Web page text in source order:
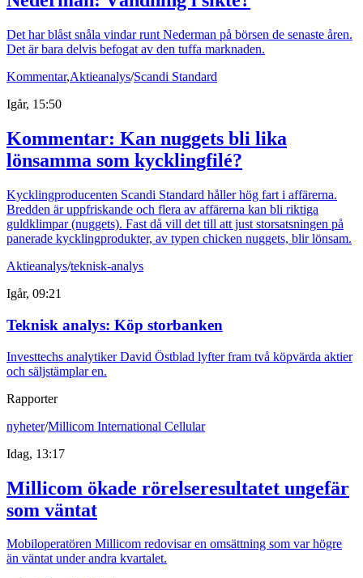
Det har blåst snåla vindar runt Nederman på börsen de senaste åren.
Det är bara delvis befogat av den tuffa marknaden.
Kommentar,Aktieanalys/Scandi Standard
Igår, 15:50
Kommentar: Kan nuggets bli lika
lönsamma som kycklingfilé?
Kycklingproducenten Scandi Standard håller hög fart i affärerna.
Bredden är uppfriskande och flera av affärerna kan bli riktiga
guldklimpar (nuggets). Fast då vill det till att just storsatsningen på
panerade kycklingprodukter, av typen chicken nuggets, blir lönsam.
Aktieanalys/teknisk-analys
Igår, 09:21
Teknisk analys: Köp storbanken
Investtechs analytiker David Östblad lyfter fram två köpvärda aktier
och säljstämplar en.
Rapporter
nyheter/Millicom International Cellular
Idag, 13:17
Millicom ökade rörelseresultatet ungefär
som väntat
Mobiloperatören Millicom redovisar en omsättning som var högre
än väntat under andra kvartalet.